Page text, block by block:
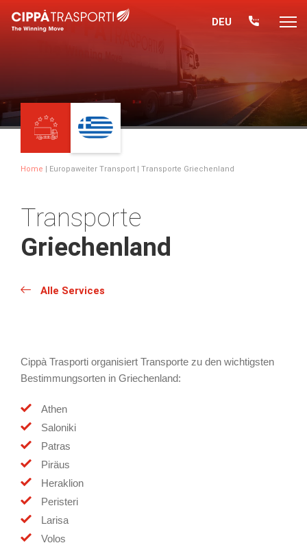
DEU
Home | Europaweiter Transport | Transporte Griechenland
Transporte
Griechenland
Alle Services
Cippà Trasporti organisiert Transporte zu den wichtigsten
Bestimmungsorten in Griechenland:
Athen
Saloniki
Patras
Piräus
Heraklion
Peristeri
Larisa
Volos